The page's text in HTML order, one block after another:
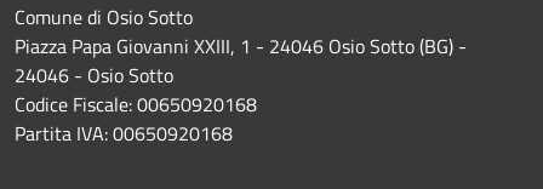
Comune di Osio Sotto
Piazza Papa Giovanni XXIII, 1 - 24046 Osio Sotto (BG) -
24046 - Osio Sotto
Codice Fiscale: 00650920168
Partita IVA: 00650920168